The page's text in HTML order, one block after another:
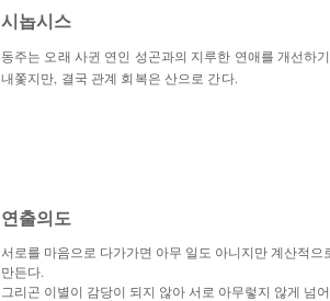
시놉시스
동주는 오래 사귄 연인 성곤과의 지루한 연애를 개선하
내쫓지만, 결국 관계 회복은 산으로 간다.
​연출의도
서로를 마음으로 다가가면 아무 일도 아니지만 계산적으
만든다.
그리곤 이별이 감당이 되지 않아 서로 아무렇지 않게 넘